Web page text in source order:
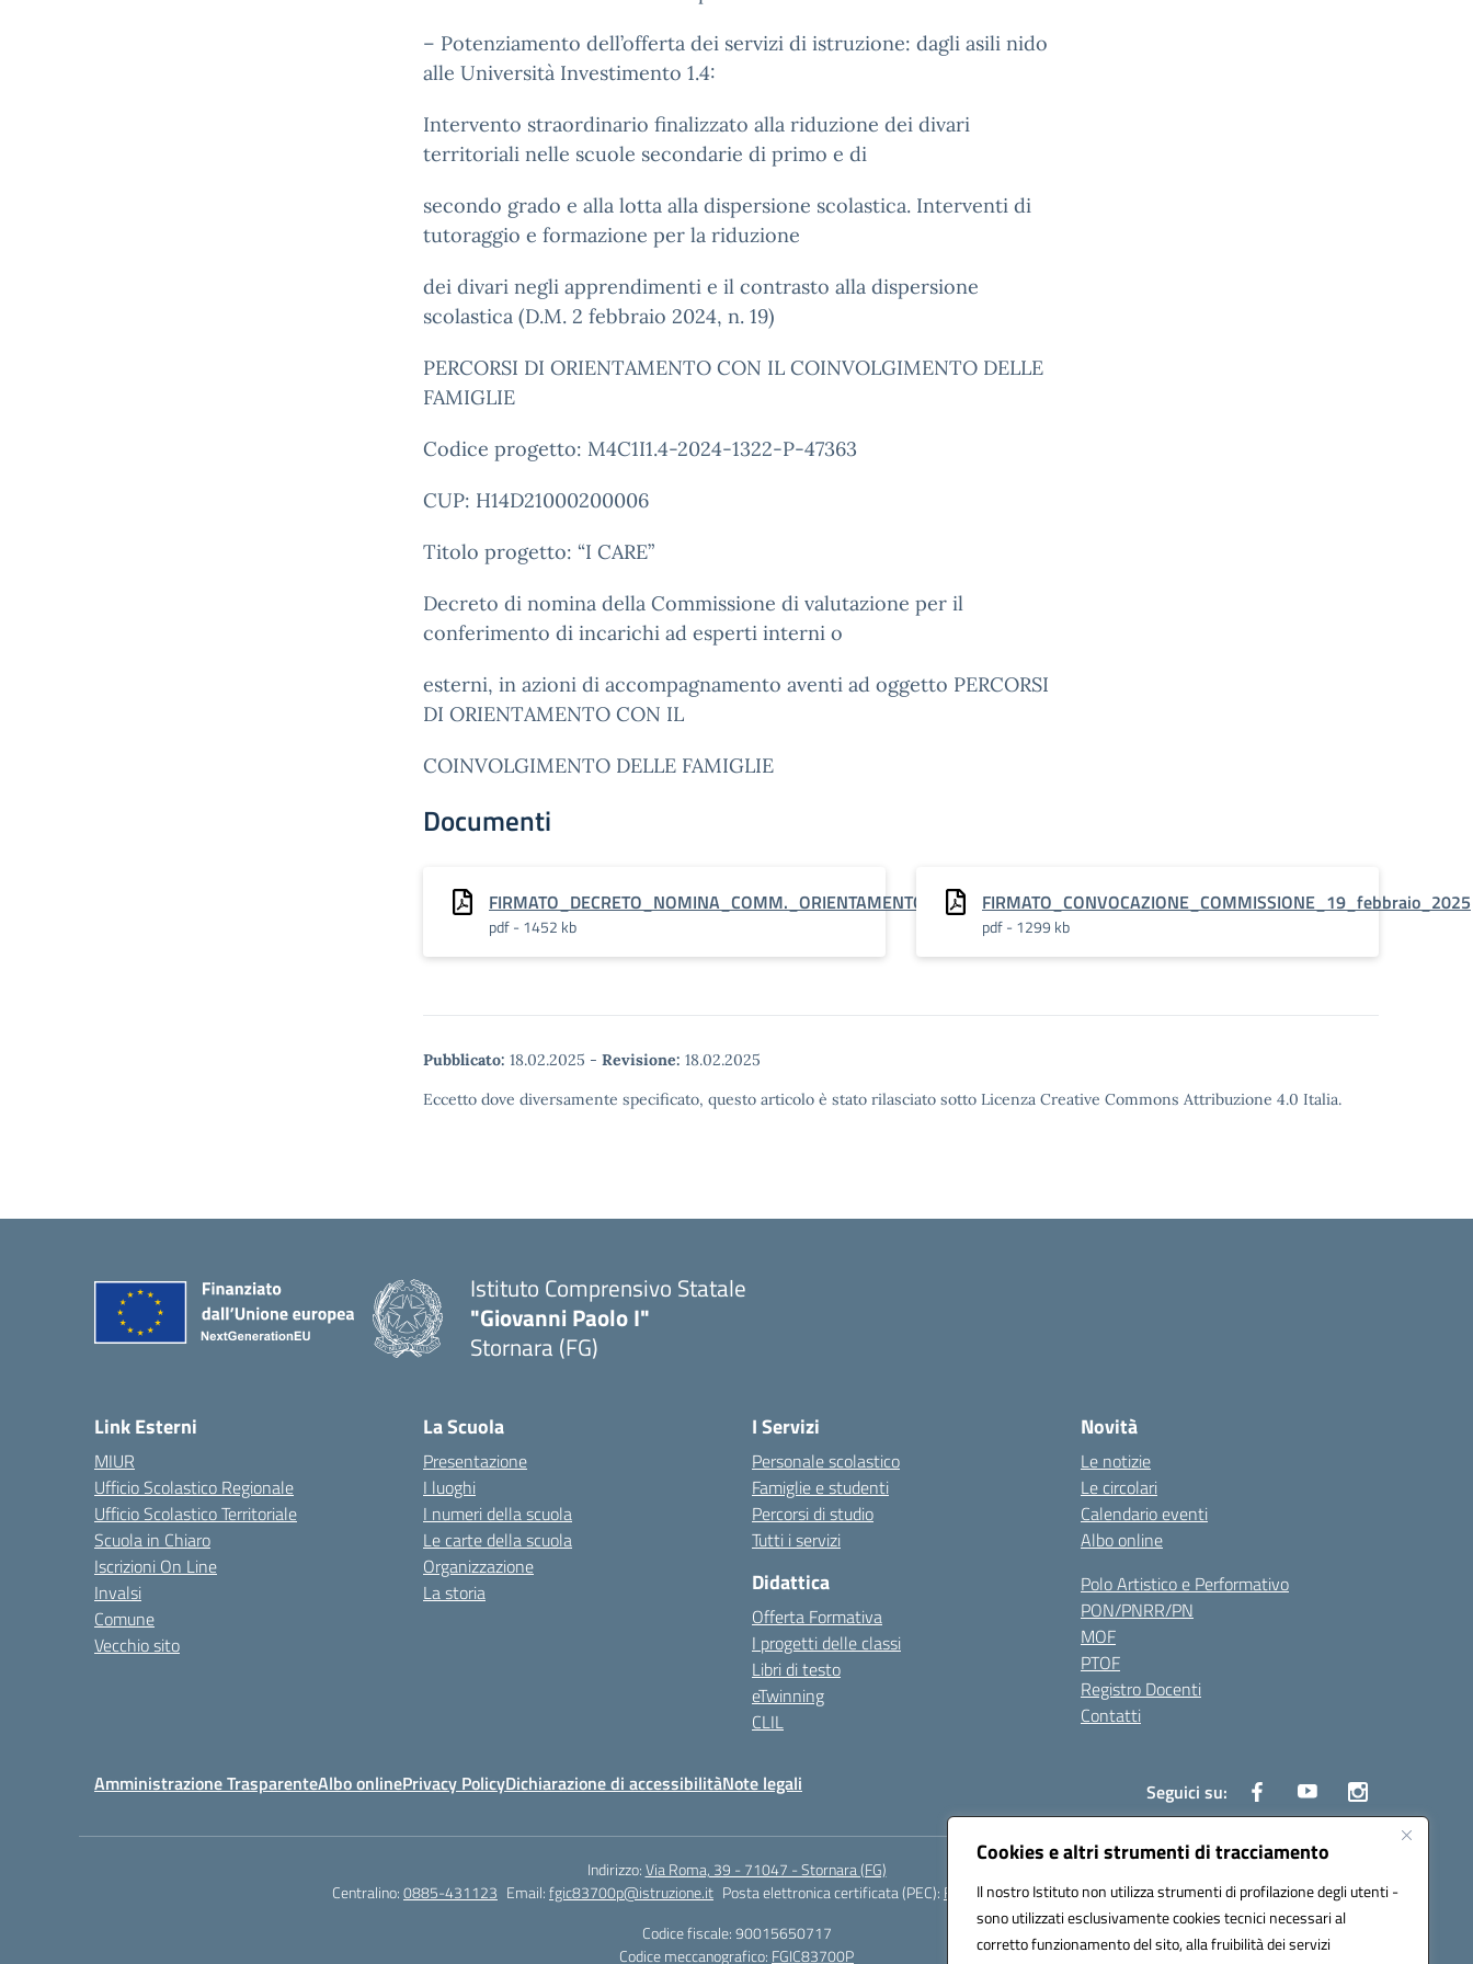
Cookies e altri strumenti di tracciamento
Il nostro Istituto non utilizza strumenti di profilazione degli utenti -
sono utilizzati esclusivamente cookies tecnici necessari al
corretto funzionamento del sito, alla fruibilità dei servizi
– Potenziamento dell’offerta dei servizi di istruzione: dagli asili nido
alle Università Investimento 1.4:
Intervento straordinario finalizzato alla riduzione dei divari
territoriali nelle scuole secondarie di primo e di
secondo grado e alla lotta alla dispersione scolastica. Interventi di
tutoraggio e formazione per la riduzione
dei divari negli apprendimenti e il contrasto alla dispersione
scolastica (D.M. 2 febbraio 2024, n. 19)
PERCORSI DI ORIENTAMENTO CON IL COINVOLGIMENTO DELLE
FAMIGLIE
Codice progetto: M4C1I1.4-2024-1322-P-47363
CUP: H14D21000200006
Titolo progetto: “I CARE”
Decreto di nomina della Commissione di valutazione per il
conferimento di incarichi ad esperti interni o
esterni, in azioni di accompagnamento aventi ad oggetto PERCORSI
DI ORIENTAMENTO CON IL
COINVOLGIMENTO DELLE FAMIGLIE
Documenti
FIRMATO_DECRETO_NOMINA_COMM._ORIENTAMENTO_con_famiglie
pdf - 1452 kb
FIRMATO_CONVOCAZIONE_COMMISSIONE_19_febbraio_2025
pdf - 1299 kb
Pubblicato: 18.02.2025 - Revisione: 18.02.2025
Eccetto dove diversamente specificato, questo articolo è stato rilasciato sotto Licenza Creative Commons Attribuzione 4.0 Italia.
Istituto Comprensivo Statale
"Giovanni Paolo I"
Stornara (FG)
Link Esterni
MIUR
Ufficio Scolastico Regionale
Ufficio Scolastico Territoriale
Scuola in Chiaro
Iscrizioni On Line
Invalsi
Comune
Vecchio sito
La Scuola
Presentazione
I luoghi
I numeri della scuola
Le carte della scuola
Organizzazione
La storia
I Servizi
Personale scolastico
Famiglie e studenti
Percorsi di studio
Tutti i servizi
Didattica
Offerta Formativa
I progetti delle classi
Libri di testo
eTwinning
CLIL
Novità
Le notizie
Le circolari
Calendario eventi
Albo online
Polo Artistico e Performativo
PON/PNRR/PN
MOF
PTOF
Registro Docenti
Contatti
Amministrazione TrasparenteAlbo onlinePrivacy PolicyDichiarazione di accessibilitàNote legali Seguici su:
Indirizzo:Via Roma, 39 - 71047 - Stornara (FG)
Centralino:0885-431123 Email:fgic83700p@istruzione.it Posta elettronica certificata (PEC): FGIC83700P@pec.istruzione.it
Codice fiscale: 90015650717
Codice meccanografico: FGIC83700P